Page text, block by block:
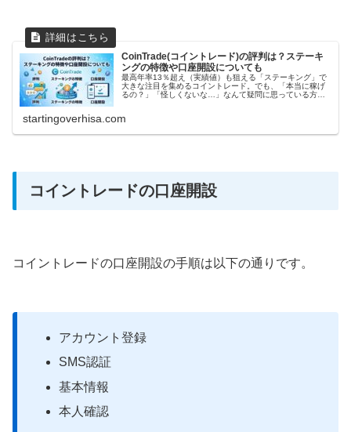
CoinTrade(コイントレード)の評判は？ステーキ
ングの特徴や口座開設についても
最高年率13％超え（実績値）も狙える「ステーキング」で
大きな注目を集めるコイントレード。でも、「本当に稼げ
るの？」「怪しくないな…」なんて疑問に思っている方も
startingoverhisa.com
コイントレードの口座開設
コイントレードの口座開設の手順は以下の通りです。
アカウント登録
SMS認証
基本情報
本人確認